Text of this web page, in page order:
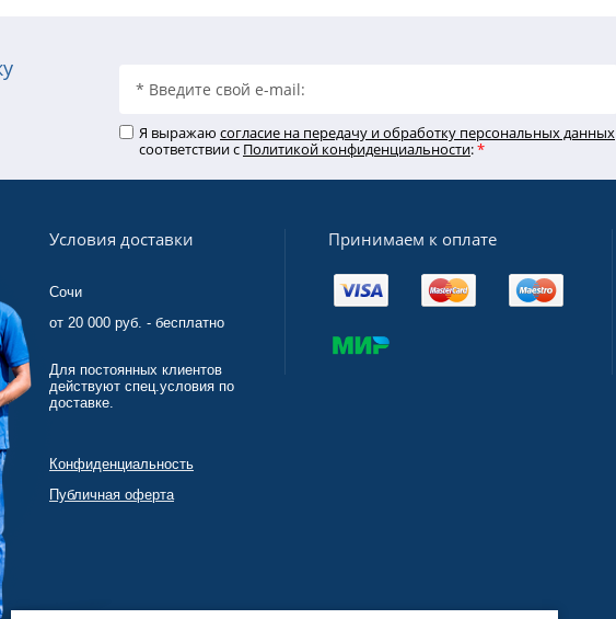
Я выражаю согласие на передачу и обработку персональных данных
соответствии с Политикой конфиденциальности:*
Условия доставки
Сочи
от 20 000 руб. - бесплатно
Для постоянных клиентов
действуют спец.условия по
доставке.
Конфиденциальность
Публичная оферта
Принимаем к оплате